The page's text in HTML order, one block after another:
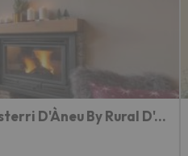
Àtic De Luxe I Rústic A Esterri D'Àneu By Rural D'Àneu